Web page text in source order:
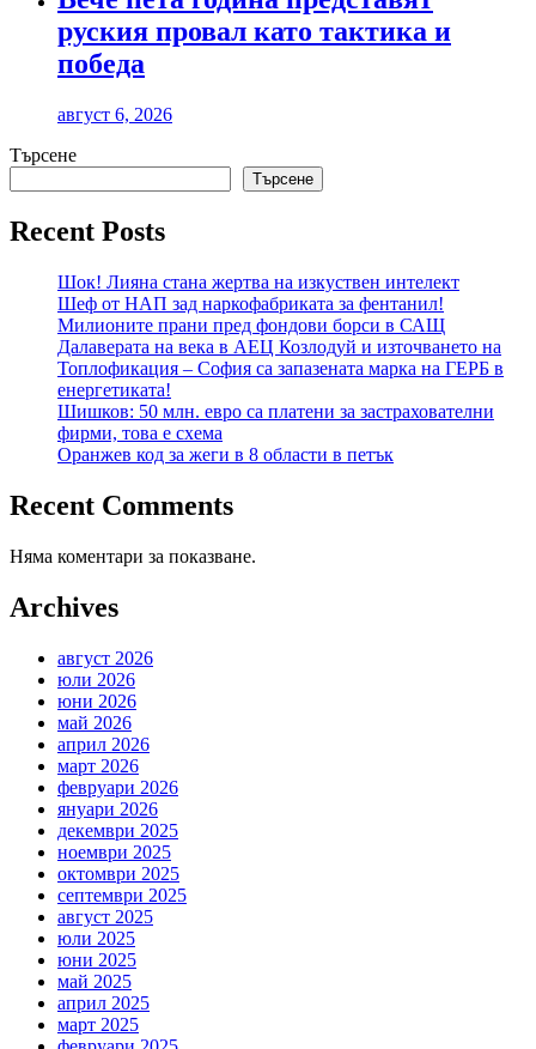
руския провал като тактика и
победа
август 6, 2026
Търсене
Търсене
Recent Posts
Шок! Лияна стана жертва на изкуствен интелект
Шеф от НАП зад наркофабриката за фентанил!
Милионите прани пред фондови борси в САЩ
Далаверата на века в АЕЦ Козлодуй и източването на
Топлофикация – София са запазената марка на ГЕРБ в
енергетиката!
Шишков: 50 млн. евро са платени за застрахователни
фирми, това е схема
Оранжев код за жеги в 8 области в петък
Recent Comments
Няма коментари за показване.
Archives
август 2026
юли 2026
юни 2026
май 2026
април 2026
март 2026
февруари 2026
януари 2026
декември 2025
ноември 2025
октомври 2025
септември 2025
август 2025
юли 2025
юни 2025
май 2025
април 2025
март 2025